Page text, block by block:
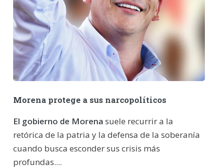
Morena protege a sus narcopolíticos
El gobierno de Morena suele recurrir a la
retórica de la patria y la defensa de la soberanía
cuando busca esconder sus crisis más
profundas....